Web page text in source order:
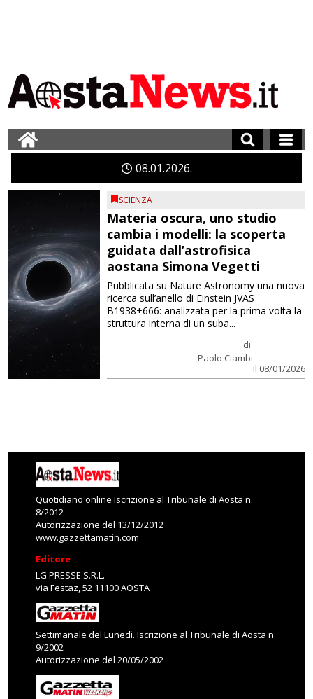
0801 2026
SCIENZA
Materia oscura, uno studio
cambia i modelli: la scoperta
guidata dall’astrofisica
aostana Simona Vegetti
di
Paolo Ciambi
il 08/01/2026
Pubblicata su Nature Astronomy una nuova
ricerca sull’anello di Einstein JVAS
B1938+666: analizzata per la prima volta la
struttura interna di un suba...
Quotidiano online Iscrizione al Tribunale di Aosta n.
8/2012
Autorizzazione del 13/12/2012
www.gazzettamatin.com
Editore
LG PRESSE S.R.L.
via Festaz, 52 11100 AOSTA
Settimanale del Lunedì. Iscrizione al Tribunale di Aosta n.
9/2002
Autorizzazione del 20/05/2002